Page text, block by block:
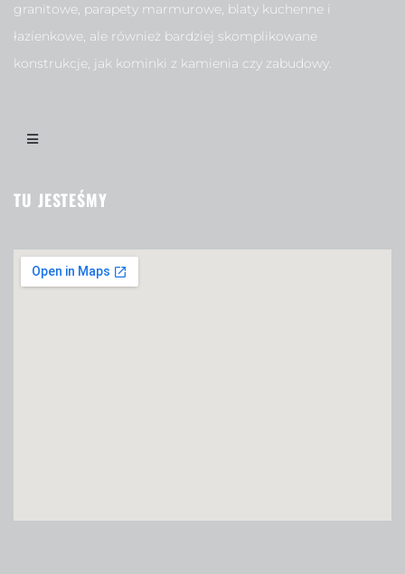
granitowe, parapety marmurowe, blaty kuchenne i
łazienkowe, ale również bardziej skomplikowane
konstrukcje, jak kominki z kamienia czy zabudowy.
TU JESTEŚMY